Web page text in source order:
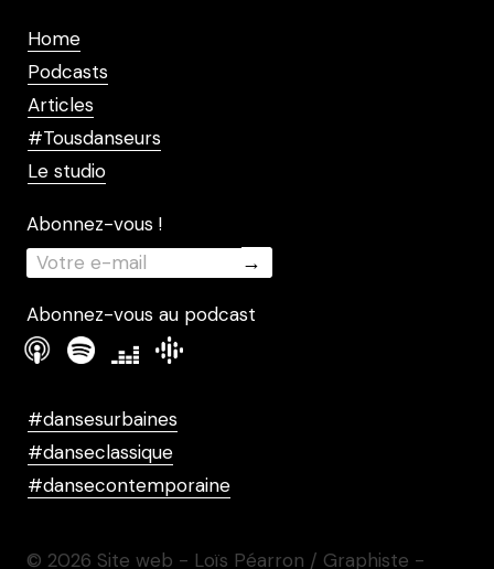
Home
Podcasts
Articles
#Tousdanseurs
Le studio
Abonnez-vous !
Abonnez-vous au podcast
#dansesurbaines
#danseclassique
#dansecontemporaine
© 2026 Site web - Loïs Péarron / Graphiste -